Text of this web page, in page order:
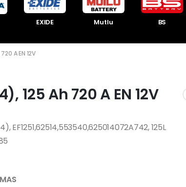
EXIDE Mutlu BS
A EN 12V
125 Ah 720 A EN 12V
EF1251,62514,553540,625014072A742, 125L